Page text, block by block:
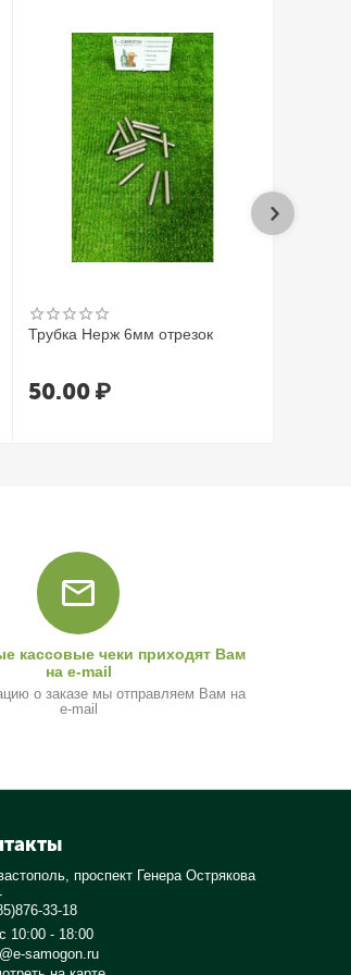
Трубка Нерж 6мм отрезок
50.00 ₽
кассовые чеки приходят Вам
на e-mail
о заказе мы отправляем Вам на
e-mail
проспект Генера Острякова
33-18
10:00 - 18:00
samogon.ru